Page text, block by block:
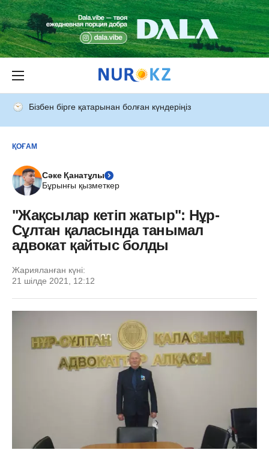
Бізбен бірге қатарынан болған күндеріңіз
ҚОҒАМ
Сәке Қанатұлы
Бұрынғы қызметкер
"Жақсылар кетіп жатыр": Нұр-
Сұлтан қаласында танымал
адвокат қайтыс болды
Жарияланған күні:
21 шілде 2021, 12:12